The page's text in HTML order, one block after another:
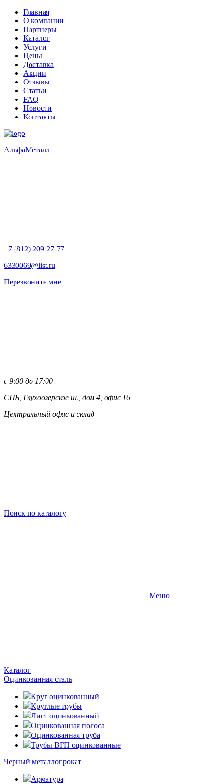
Главная
О компании
Партнеры
Каталог
Услуги
Цены
Доставка
Акции
Отзывы
Статьи
FAQ
Новости
Контакты
АльфаМеталл
+7 (812) 209-27-77
6330069@list.ru
Перезвоните мне
с 9:00 до 17:00
СПБ, Глухоозерское ш., дом 4, офис 16
Центральный офис и склад
Поиск по каталогу
Меню
Каталог
Оцинкованная сталь
Круг оцинкованный
Круглые трубы
Лист оцинкованный
Оцинкованная полоса
Оцинкованная труба
Трубы ВГП оцинкованные
Черный металлопрокат
Арматура